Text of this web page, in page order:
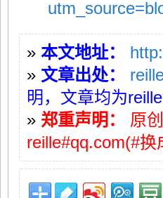
» 本文地址：
» 文章出处：
明，文章均为
» 郑重声明：
原
reille#qq.com(#换